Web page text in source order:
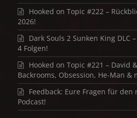
Hooked on Topic #222 –
2026!
Dark Souls 2 Sunken King DLC
4 Folgen!
Hooked on Topic #221 – David
Backrooms, Obsession, He-Man &
Feedback: Eure Fragen für den
Podcast!